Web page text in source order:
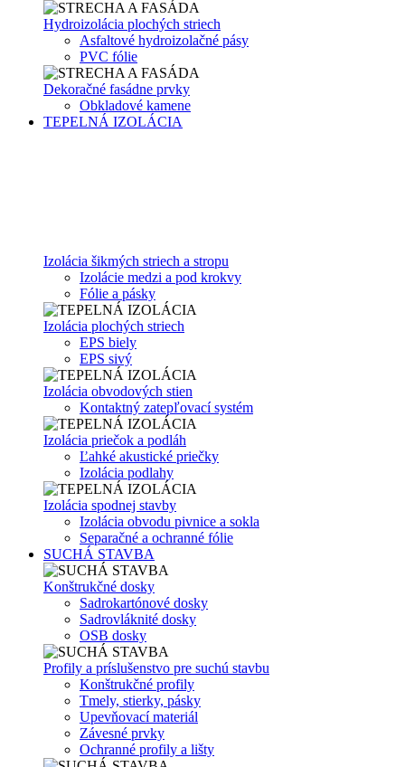
Hydroizolácia plochých striech
Asfaltové hydroizolačné pásy
PVC fólie
Dekoračné fasádne prvky
Obkladové kamene
TEPELNÁ IZOLÁCIA
Izolácia šikmých striech a stropu
Izolácie medzi a pod krokvy
Fólie a pásky
Izolácia plochých striech
EPS biely
EPS sivý
Izolácia obvodových stien
Kontaktný zatepľovací systém
Izolácia priečok a podláh
Ľahké akustické priečky
Izolácia podlahy
Izolácia spodnej stavby
Izolácia obvodu pivnice a sokla
Separačné a ochranné fólie
SUCHÁ STAVBA
Konštrukčné dosky
Sadrokartónové dosky
Sadrovláknité dosky
OSB dosky
Profily a príslušenstvo pre suchú stavbu
Konštrukčné profily
Tmely, stierky, pásky
Upevňovací materiál
Závesné prvky
Ochranné profily a lišty